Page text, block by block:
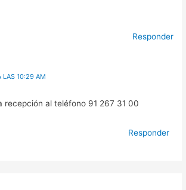
Responder
LAS 10:29 AM
recepción al teléfono 91 267 31 00
Responder